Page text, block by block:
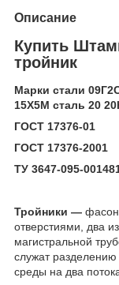
Описание
Купить
тройник
Марки стали
15Х5М сталь 20
ГОСТ 17376-01
ГОСТ 17376-2001
ТУ 3647-095-
Тройники —
отверстиями, два
магистральной
служат
среды на два